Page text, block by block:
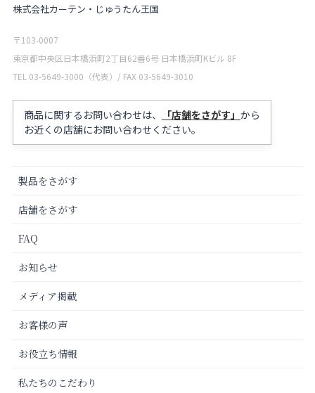
株式会社カーテン・じゅうたん王国
〒103-0007
東京都中央区日本橋浜町2丁目62番6号 日本橋浜町Kビル 8F
TEL 03-5649-3000（代表）/ FAX 03-5649-3010
商品に関するお問い合わせは、 「店舗をさがす」 から
お近くの店舗にお問い合わせください。
製品をさがす
店舗をさがす
FAQ
お知らせ
メディア掲載
お客様の声
お役立ち情報
私たちのこだわり